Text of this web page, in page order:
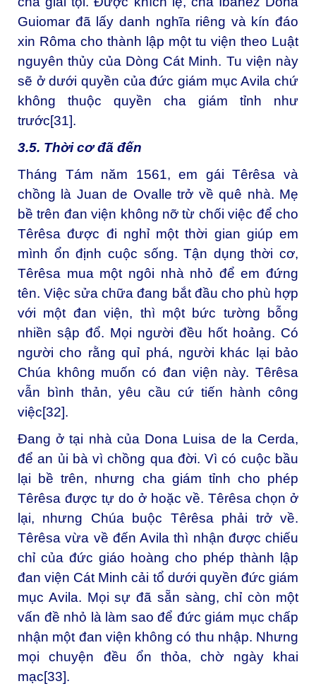
Guiomar đã lấy danh nghĩa riêng và kín đáo
xin Rôma cho thành lập một tu viện theo Luật
nguyên thủy của Dòng Cát Minh. Tu viện này
sẽ ở dưới quyền của đức giám mục Avila chứ
không thuộc quyền cha giám tỉnh như
trước[31].
3.5. Thời cơ đã đến
Tháng Tám năm 1561, em gái Têrêsa và
chồng là Juan de Ovalle trở về quê nhà. Mẹ
bề trên đan viện không nỡ từ chối việc để cho
Têrêsa được đi nghỉ một thời gian giúp em
mình ổn định cuộc sống. Tận dụng thời cơ,
Têrêsa mua một ngôi nhà nhỏ để em đứng
tên. Việc sửa chữa đang bắt đầu cho phù hợp
với một đan viện, thì một bức tường bỗng
nhiền sập đổ. Mọi người đều hốt hoảng. Có
người cho rằng quỉ phá, người khác lại bảo
Chúa không muốn có đan viện này. Têrêsa
vẫn bình thản, yêu cầu cứ tiến hành công
việc[32].
Đang ở tại nhà của Dona Luisa de la Cerda,
để an ủi bà vì chồng qua đời. Vì có cuộc bầu
lại bề trên, nhưng cha giám tỉnh cho phép
Têrêsa được tự do ở hoặc về. Têrêsa chọn ở
lại, nhưng Chúa buộc Têrêsa phải trở về.
Têrêsa vừa về đến Avila thì nhận được chiếu
chỉ của đức giáo hoàng cho phép thành lập
đan viện Cát Minh cải tổ dưới quyền đức giám
mục Avila. Mọi sự đã sẵn sàng, chỉ còn một
vấn đề nhỏ là làm sao để đức giám mục chấp
nhận một đan viện không có thu nhập. Nhưng
mọi chuyện đều ổn thỏa, chờ ngày khai
mạc[33].